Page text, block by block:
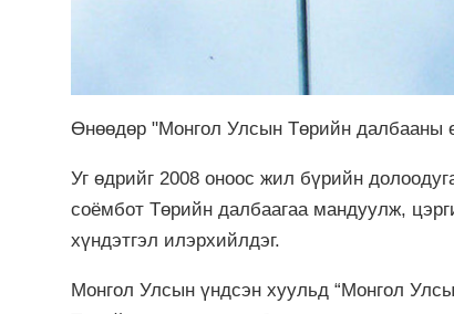
Өнөөдөр "Монгол Улсын Төрийн далбааны
Уг өдрийг 2008 оноос жил бүрийн
соёмбот Төрийн далбаагаа мандуулж,
хүндэтгэл илэрхийлдэг.
Монгол Улсын үндсэн хуульд “Монгол